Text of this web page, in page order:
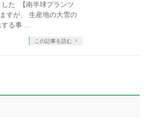
た 【南半球プランツ
すが、 生産地の大雪の
る事 …
この記事を読む